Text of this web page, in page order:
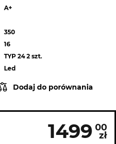
A+
350
16
TYP 24 2 szt.
Led
Dodaj do porównania
1499 00
zł